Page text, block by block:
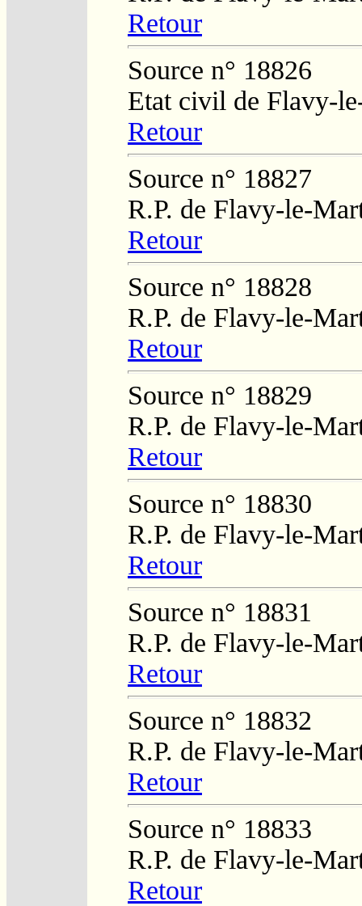
Retour
Source n° 18826
Etat civil de Flavy-
Retour
Source n° 18827
R.P. de Flavy-le-
Retour
Source n° 18828
R.P. de Flavy-le-
Retour
Source n° 18829
R.P. de Flavy-le-
Retour
Source n° 18830
R.P. de Flavy-le-
Retour
Source n° 18831
R.P. de Flavy-le-
Retour
Source n° 18832
R.P. de Flavy-le-
Retour
Source n° 18833
R.P. de Flavy-le-
Retour